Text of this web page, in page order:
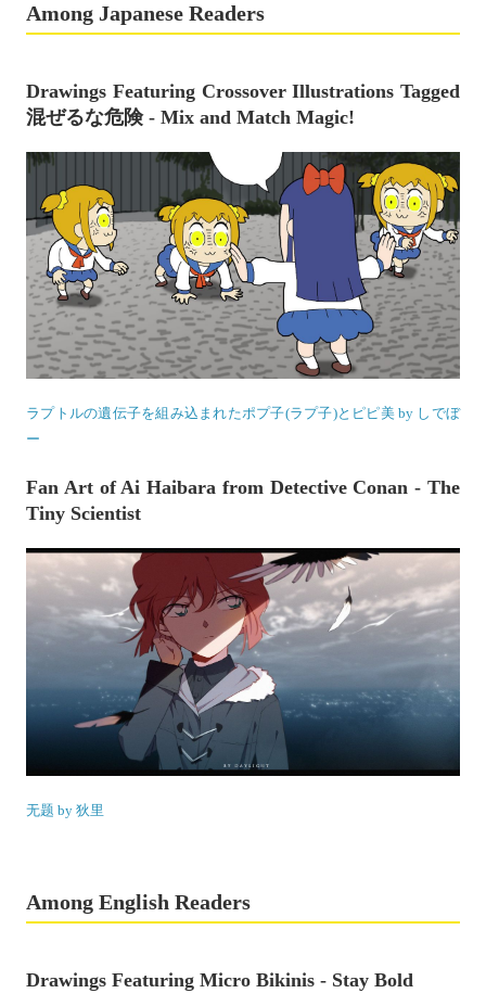
Among Japanese Readers
Drawings Featuring Crossover Illustrations Tagged
混ぜるな危険 - Mix and Match Magic!
ラプトルの遺伝子を組み込まれたポプ子(ラプ子)とピピ美 by しでぼ
ー
Fan Art of Ai Haibara from Detective Conan - The
Tiny Scientist
无题 by 狄里
Among English Readers
Drawings Featuring Micro Bikinis - Stay Bold